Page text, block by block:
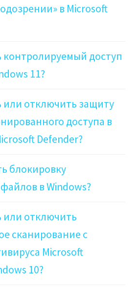
в Microsoft
контролируемый доступ
11?
или отключить защиту
доступа в
Defender?
блокировку
в Windows?
или отключить
сканирование с
Microsoft
10?